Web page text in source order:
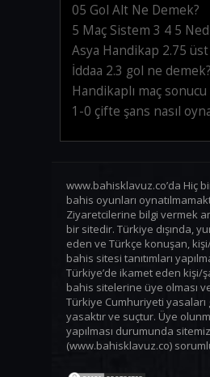
05 Gol Alt Ne Demek?
5 Maç Sistem 3 4 5
Asya Handikap 2.75
İddaa 2.3 gol ne demek?
Handikaplı maç
1-0 çifte şans nasıl
www.bahisklavuz.co’da Hiç
bahis oyunları
Ziyaretcilerine bilgi vermek
bir sitedir. Türkiye dışında,
eden ve Türkçe konuşan,
bahis sitesi tanıtımları
Türkiye’de ikamet eden kişi/
bahis sitelerine üye olması
Türkiye Cumhuriyeti yasaları
yasaktır ve suçtur. Üye
yapılması durumunda sitemiz
(www.bahisklavuz.co)